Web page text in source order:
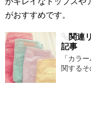
がおすすめです。
関連
記事
「カラ
関する